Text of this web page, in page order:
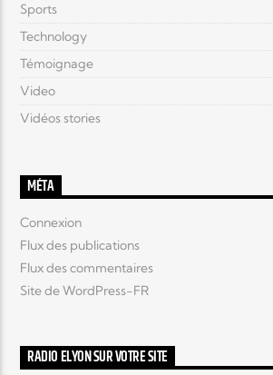
Sports
Technology
Témoignage
Video
Vidéos stories
MÉTA
Connexion
Flux des publications
Flux des commentaires
Site de WordPress-FR
RADIO ELYON SUR VOTRE SITE